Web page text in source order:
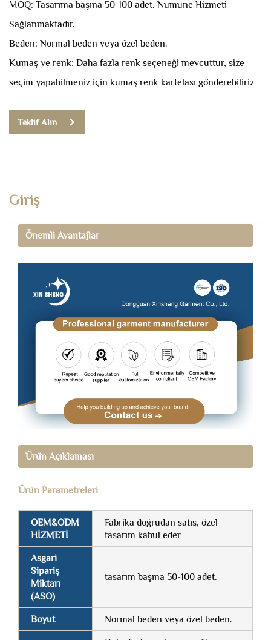
MOQ: Tasarıma başına 50-100 adet. Numune Hizmeti
Sağlanmaktadır.
Beden: Normal beden veya özel beden.
Kumaş ve renk: Daha fazla renk seçeneği mevcuttur, size
seçim yapabilmeniz için kumaş renk kartelası gönderebiliriz
Teklif Alın
Giriş
Önemli Avantajlar
Ürün Açıklaması
Ürün Parametreleri
OEM&ODM
HİZMETİ
Fabrika doğrudan satış, özel
tasarım kabul eder
Asgari
Sipariş
Miktarı
(ASO)
tasarım başına 50-100 adet.
Boyut Normal beden veya özel beden.